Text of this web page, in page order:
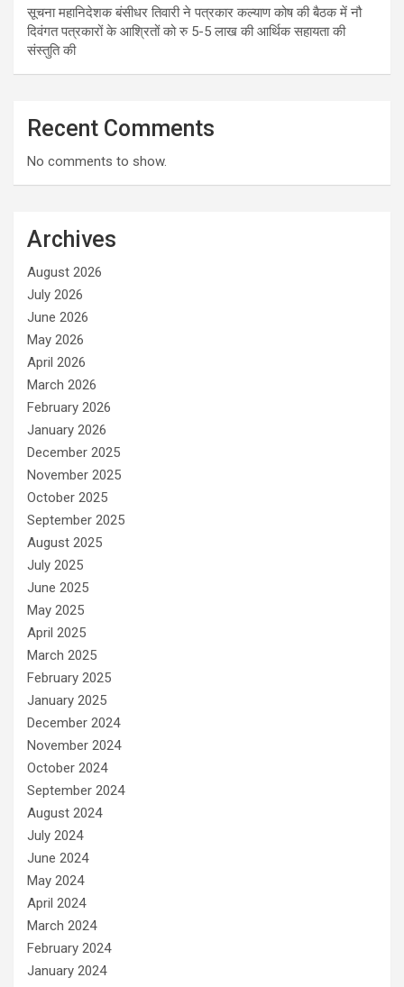
सूचना महानिदेशक बंसीधर तिवारी ने पत्रकार कल्याण कोष की बैठक में नौ
दिवंगत पत्रकारों के आश्रितों को रु 5-5 लाख की आर्थिक सहायता की
संस्तुति की
Recent Comments
No comments to show.
Archives
August 2026
July 2026
June 2026
May 2026
April 2026
March 2026
February 2026
January 2026
December 2025
November 2025
October 2025
September 2025
August 2025
July 2025
June 2025
May 2025
April 2025
March 2025
February 2025
January 2025
December 2024
November 2024
October 2024
September 2024
August 2024
July 2024
June 2024
May 2024
April 2024
March 2024
February 2024
January 2024